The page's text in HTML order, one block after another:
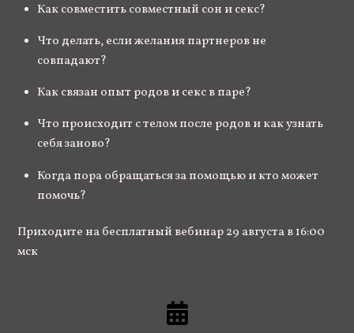
Как совместить совместный сон и секс?
Что делать, если желания партнеров не
совпадают?
Как связан опыт родов и секс в паре?
Что происходит с телом после родов и как узнать
себя заново?
Когда пора обращаться за помощью и кто может
помочь?
Приходите на бесплатный вебинар 29 августа в 16:00
мск